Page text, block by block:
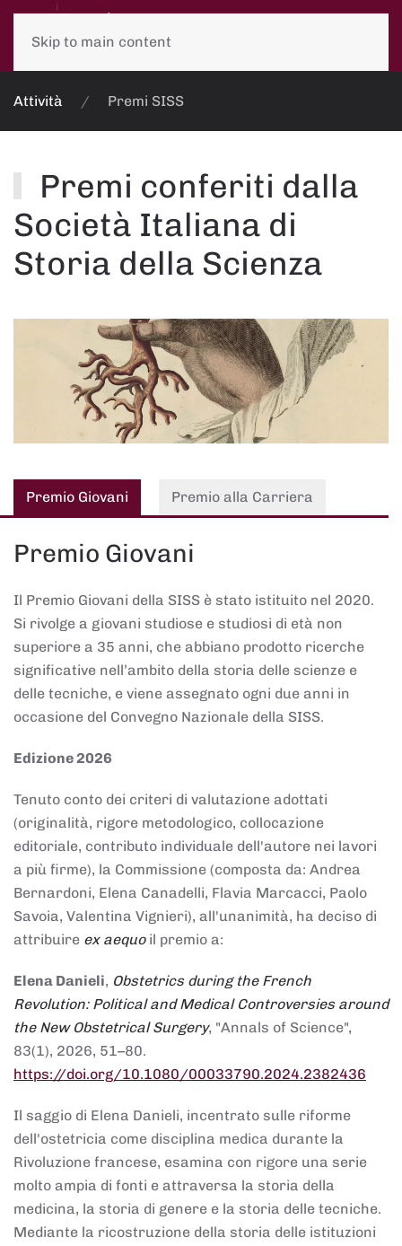
Skip to main content
Attività Premi SISS
Premi conferiti dalla
Società Italiana di
Storia della Scienza
Premio Giovani Premio alla Carriera
Premio Giovani
Il Premio Giovani della SISS è stato istituito nel 2020.
Si rivolge a giovani studiose e studiosi di età non
superiore a 35 anni, che abbiano prodotto ricerche
significative nell’ambito della storia delle scienze e
delle tecniche, e viene assegnato ogni due anni in
occasione del Convegno Nazionale della SISS.
Edizione 2026
Tenuto conto dei criteri di valutazione adottati
(originalità, rigore metodologico, collocazione
editoriale, contributo individuale dell'autore nei lavori
a più firme), la Commissione (composta da: Andrea
Bernardoni, Elena Canadelli, Flavia Marcacci, Paolo
Savoia, Valentina Vignieri), all'unanimità, ha deciso di
attribuire ex aequoil premio a:
Elena Danieli, Obstetrics during the French
Revolution: Political and Medical Controversies around
the New Obstetrical Surgery, "Annals of Science",
83(1), 2026, 51–80.
https://doi.org/10.1080/00033790.2024.2382436
Il saggio di Elena Danieli, incentrato sulle riforme
dell'ostetricia come disciplina medica durante la
Rivoluzione francese, esamina con rigore una serie
molto ampia di fonti e attraversa la storia della
medicina, la storia di genere e la storia delle tecniche.
Mediante la ricostruzione della storia delle istituzioni